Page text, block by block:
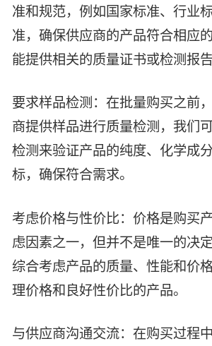
其他
鸿鹄实验室
社会责任
联系我们
准和规范，例如国家标准、行业
准，确保供应商的产品符合相应
能提供相关的质量证书或检测报告
要求样品检测：在批量购买之前
商提供样品进行质量检测，我们
检测来验证产品的纯度、化学成
标，确保符合需求。
考虑价格与性价比：价格是购买
虑因素之一，但并不是唯一的决
综合考虑产品的质量、性能和价
理价格和良好性价比的产品。
与供应商沟通交流：在购买过程